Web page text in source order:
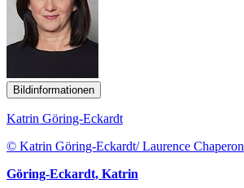
Bildinformationen
Katrin Göring-Eckardt
© Katrin Göring-Eckardt/ Laurence Chaperon
Göring-Eckardt, Katrin